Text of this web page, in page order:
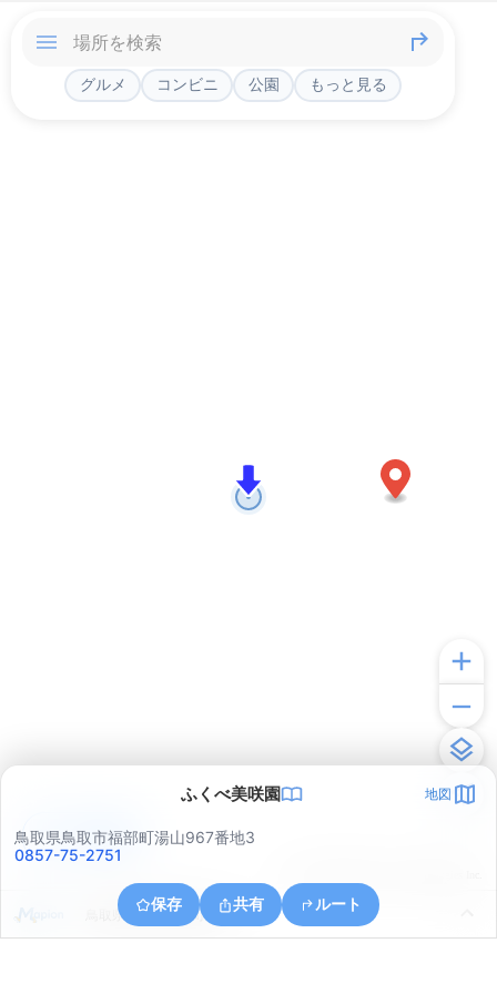
グルメ コンビニ 公園 もっと見る
ふくべ美咲園 地図
鳥取県鳥取市福部町湯山967番地3
0857-75-2751
保存 共有 ルート
鳥取県鳥取市福部町湯山
アプリで見る